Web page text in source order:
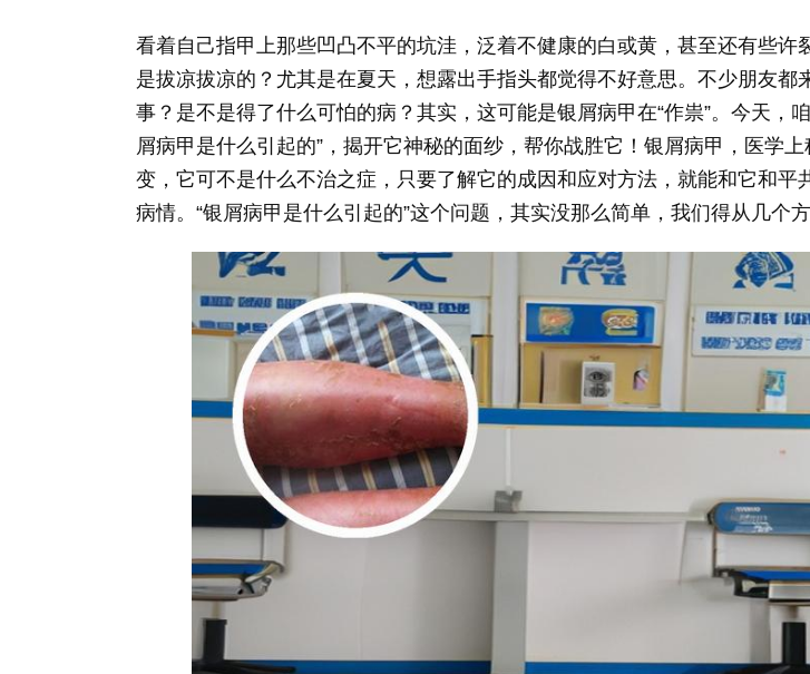
看着自己指甲上那些凹凸不平的坑洼，泛着不健康的白或黄，甚至还有些许
是拔凉拔凉的？尤其是在夏天，想露出手指头都觉得不好意思。不少朋友都
事？是不是得了什么可怕的病？其实，这可能是银屑病甲在“作祟”。今天，
屑病甲是什么引起的”，揭开它神秘的面纱，帮你战胜它！银屑病甲，医学
变，它可不是什么不治之症，只要了解它的成因和应对方法，就能和它和平
病情。“银屑病甲是什么引起的”这个问题，其实没那么简单，我们得从几个方